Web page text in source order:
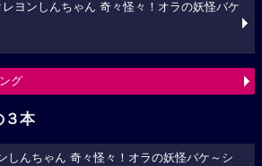
ヨンしんちゃん 奇々怪々！オラの妖怪バケ
グ
３本
しんちゃん 奇々怪々！オラの妖怪バケ～シ